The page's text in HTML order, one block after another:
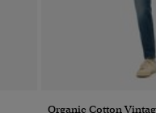
Organic Cotton